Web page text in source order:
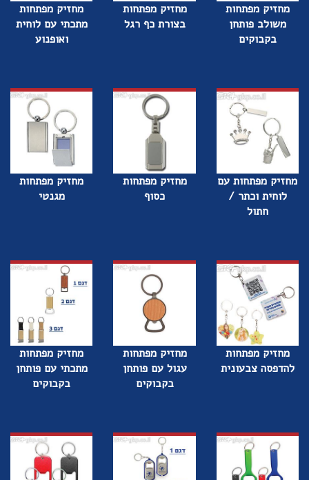
מחזיק מפתחות
משולב פותחן
בקבוקים
מחזיק מפתחות
בצורת כף רגל
מחזיק מפתחות
מתכתי עם לוחית
ואופנוע
מחזיק מפתחות עם
לוחית וכתר /
חתול
מחזיק מפתחות
כסוף
מחזיק מפתחות
מגנטי
מחזיק מפתחות
להדפסה צבעונית
מחזיק מפתחות
עגול עם פותחן
בקבוקים
מחזיק מפתחות
מתכתי עם פותחן
בקבוקים